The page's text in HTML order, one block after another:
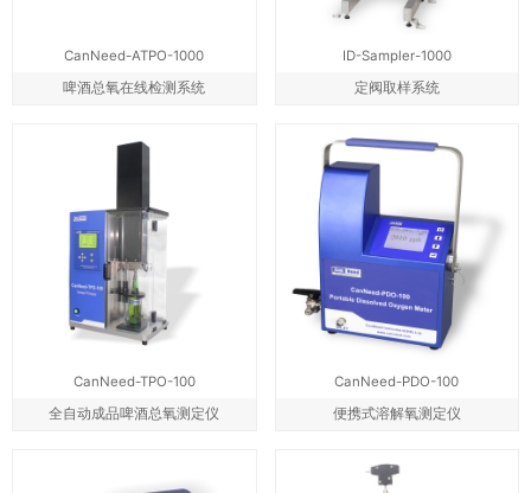
CanNeed-ATPO-1000
啤酒总氧在线检测系统
ID-Sampler-1000
定阀取样系统
CanNeed-TPO-100
全自动成品啤酒总氧测定仪
CanNeed-PDO-100
便携式溶解氧测定仪